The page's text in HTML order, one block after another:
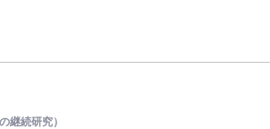
継続研究）